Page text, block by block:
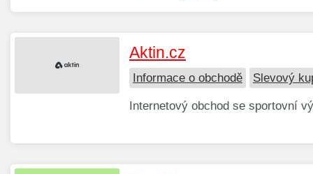
Aktin.cz
Informace o obchodě Slevový
Internetový obchod se sportovní